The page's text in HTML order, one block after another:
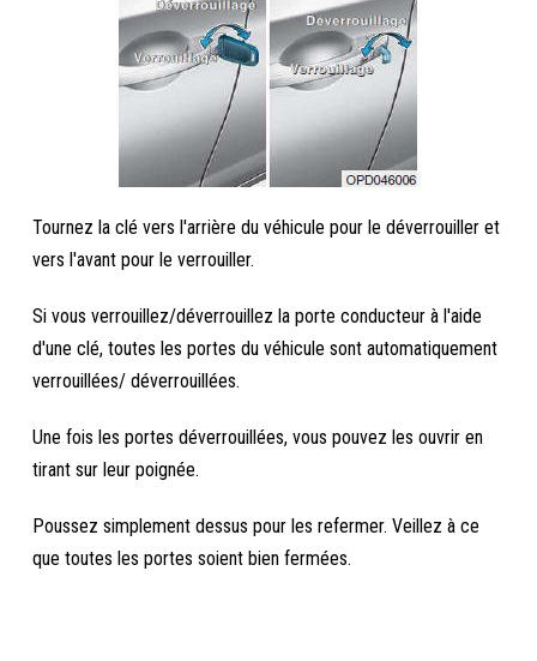
Tournez la clé vers l'arrière du véhicule pour le déverrouiller et
vers l'avant pour le verrouiller.
Si vous verrouillez/déverrouillez la porte conducteur à l'aide
d'une clé, toutes les portes du véhicule sont automatiquement
verrouillées/ déverrouillées.
Une fois les portes déverrouillées, vous pouvez les ouvrir en
tirant sur leur poignée.
Poussez simplement dessus pour les refermer. Veillez à ce
que toutes les portes soient bien fermées.